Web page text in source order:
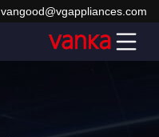
vangood@vgappliances.com